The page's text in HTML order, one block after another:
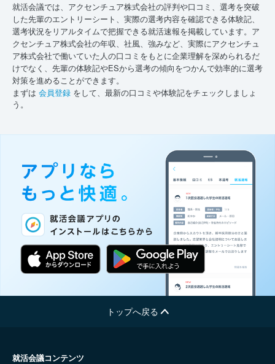
就活会議では、アクセンチュア株式会社の評判や口コミ、選考を突破
した先輩のエントリーシート、実際の選考内容を確認できる体験記、
選考状況をリアルタイムで把握できる就活速報を掲載しています。ア
クセンチュア株式会社の年収、社風、強みなど、実際にアクセンチュ
ア株式会社で働いていた人の口コミをもとに企業理解を深められるだ
けでなく、先輩の体験記やESから選考の傾向をつかんで効率的に選考
対策を進めることができます。
まずは 会員登録 をして、最新の口コミや体験記をチェックしましょ
う。
トップへ戻る
就活会議コンテンツ